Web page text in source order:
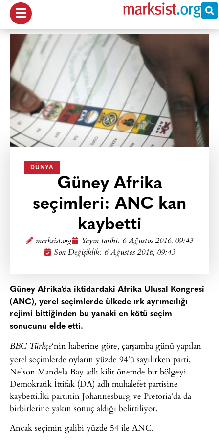
DÜNYA
Güney Afrika
seçimleri: ANC kan
kaybetti
marksist.org Yayın tarihi: 6 Ağustos 2016, 09:43
Son Değişiklik: 6 Ağustos 2016, 09:43
Güney Afrika’da iktidardaki Afrika Ulusal Kongresi
(ANC), yerel seçimlerde ülkede ırk ayrımcılığı
rejimi bittiğinden bu yanaki en kötü seçim
sonucunu elde etti.
BBC Türkçe‘nin haberine göre, çarşamba günü yapılan
yerel seçimlerde oyların yüzde 94’ü sayılırken parti,
Nelson Mandela Bay adlı kilit önemde bir bölgeyi
Demokratik İttifak (DA) adlı muhalefet partisine
kaybetti.İki partinin Johannesburg ve Pretoria’da da
birbirlerine yakın sonuç aldığı belirtiliyor.
Ancak seçimin galibi yüzde 54 ile ANC.